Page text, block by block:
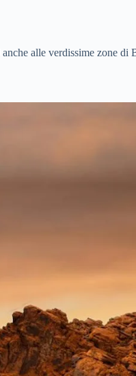
alle verdissime zone di